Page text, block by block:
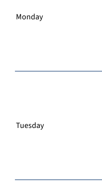
Monday
Tuesday